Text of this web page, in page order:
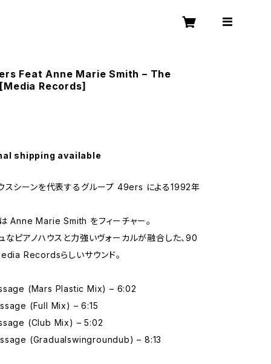
Feat Anne Marie Smith – The
Records]
shipping available
スシーンを代表するグループ 49ers による1992年
Anne Marie Smith をフィーチャー。
なピアノハウスと力強いヴォーカルが融合した、90
Recordsらしいサウンド。
(Mars Plastic Mix) – 6:02
(Full Mix) – 6:15
(Club Mix) – 5:02
(Gradualswingroundub) – 8:13